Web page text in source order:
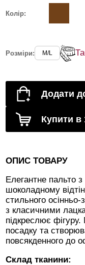
Колір:
Розміри: M/L
Додати
Купити в
ОПИС ТОВАРУ
Елегантне пальто
шоколадному
стильного
з класичними
підкреслює
посадку та
повсякденного до
Склад тканини: